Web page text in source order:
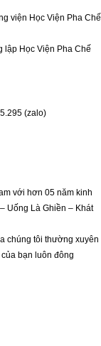
viện Học Viện Pha Chế
lập Học Viện Pha Chế
(zalo)
với hơn 05 năm kinh
Uống Là Ghiền – Khát
chúng tôi thường xuyên
bạn luôn đông